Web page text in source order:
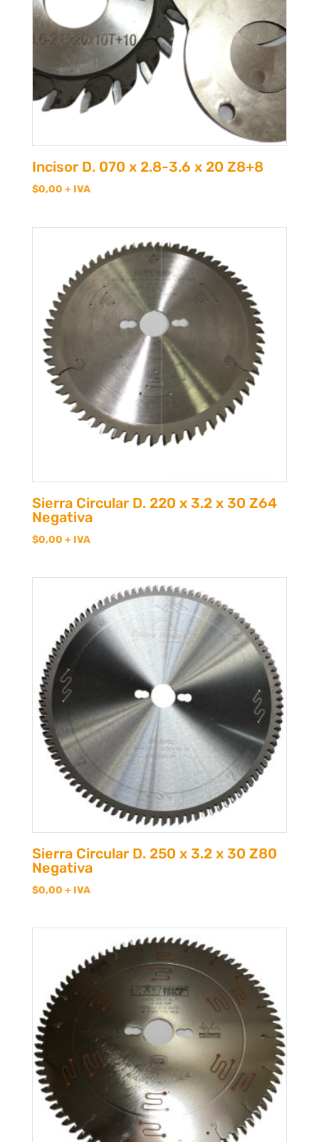
Incisor D. 070 x 2.8-3.6 x 20 Z8+8
$0,00 + IVA
Sierra Circular D. 220 x 3.2 x 30 Z64
Negativa
$0,00 + IVA
Sierra Circular D. 250 x 3.2 x 30 Z80
Negativa
$0,00 + IVA